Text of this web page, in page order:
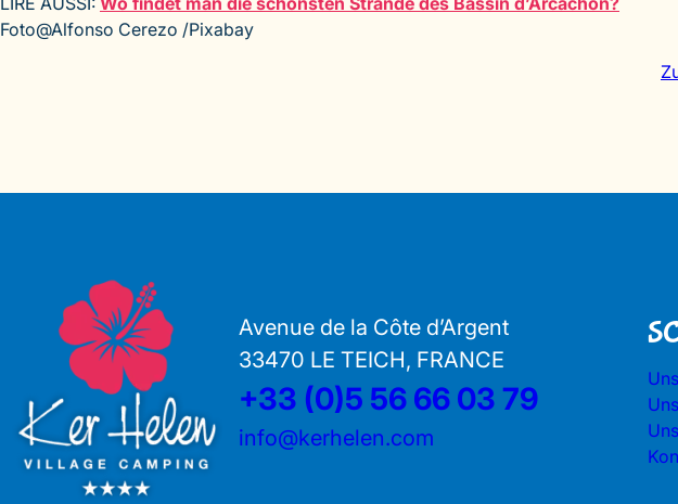
Foto@Alfonso Cerezo /Pixabay
Avenue de la Côte d’Argent
33470 LE TEICH, FRANCE
+33 (0)5 56 66 03 79
info@kerhelen.com